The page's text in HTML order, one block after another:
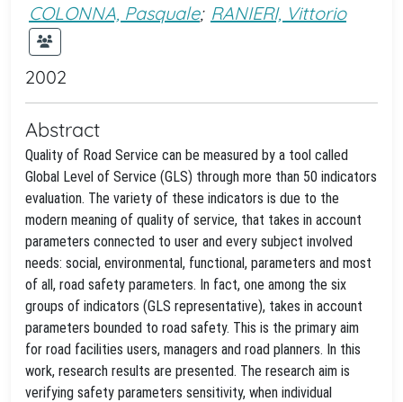
COLONNA, Pasquale; RANIERI, Vittorio
2002
Abstract
Quality of Road Service can be measured by a tool called
Global Level of Service (GLS) through more than 50 indicators
evaluation. The variety of these indicators is due to the
modern meaning of quality of service, that takes in account
parameters connected to user and every subject involved
needs: social, environmental, functional, parameters and most
of all, road safety parameters. In fact, one among the six
groups of indicators (GLS representative), takes in account
parameters bounded to road safety. This is the primary aim
for road facilities users, managers and road planners. In this
work, research results are presented. The research aim is
verifying safety parameters sensitivity, when individual